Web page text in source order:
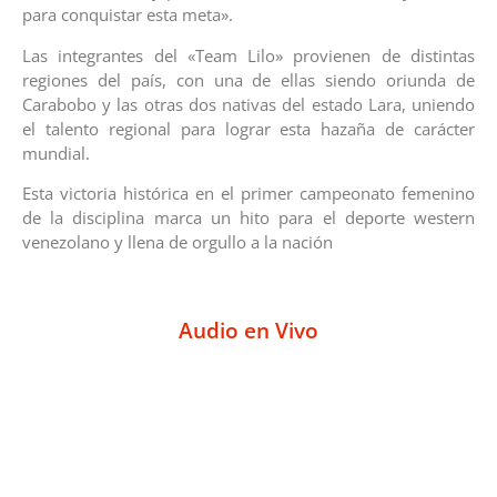
para conquistar esta meta».
Las integrantes del «Team Lilo» provienen de distintas
regiones del país, con una de ellas siendo oriunda de
Carabobo y las otras dos nativas del estado Lara, uniendo
el talento regional para lograr esta hazaña de carácter
mundial.
Esta victoria histórica en el primer campeonato femenino
de la disciplina marca un hito para el deporte western
venezolano y llena de orgullo a la nación
Audio en Vivo